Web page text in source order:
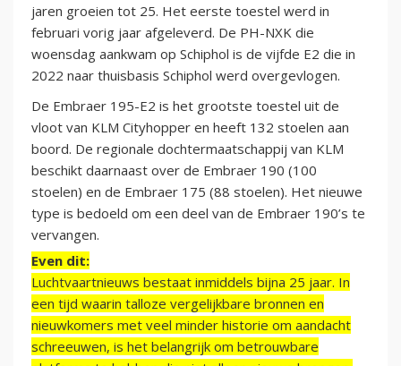
jaren groeien tot 25. Het eerste toestel werd in
februari vorig jaar afgeleverd. De PH-NXK die
woensdag aankwam op Schiphol is de vijfde E2 die in
2022 naar thuisbasis Schiphol werd overgevlogen.
De Embraer 195-E2 is het grootste toestel uit de
vloot van KLM Cityhopper en heeft 132 stoelen aan
boord. De regionale dochtermaatschappij van KLM
beschikt daarnaast over de Embraer 190 (100
stoelen) en de Embraer 175 (88 stoelen). Het nieuwe
type is bedoeld om een deel van de Embraer 190’s te
vervangen.
Even dit:
Luchtvaartnieuws bestaat inmiddels bijna 25 jaar. In
een tijd waarin talloze vergelijkbare bronnen en
nieuwkomers met veel minder historie om aandacht
schreeuwen, is het belangrijk om betrouwbare